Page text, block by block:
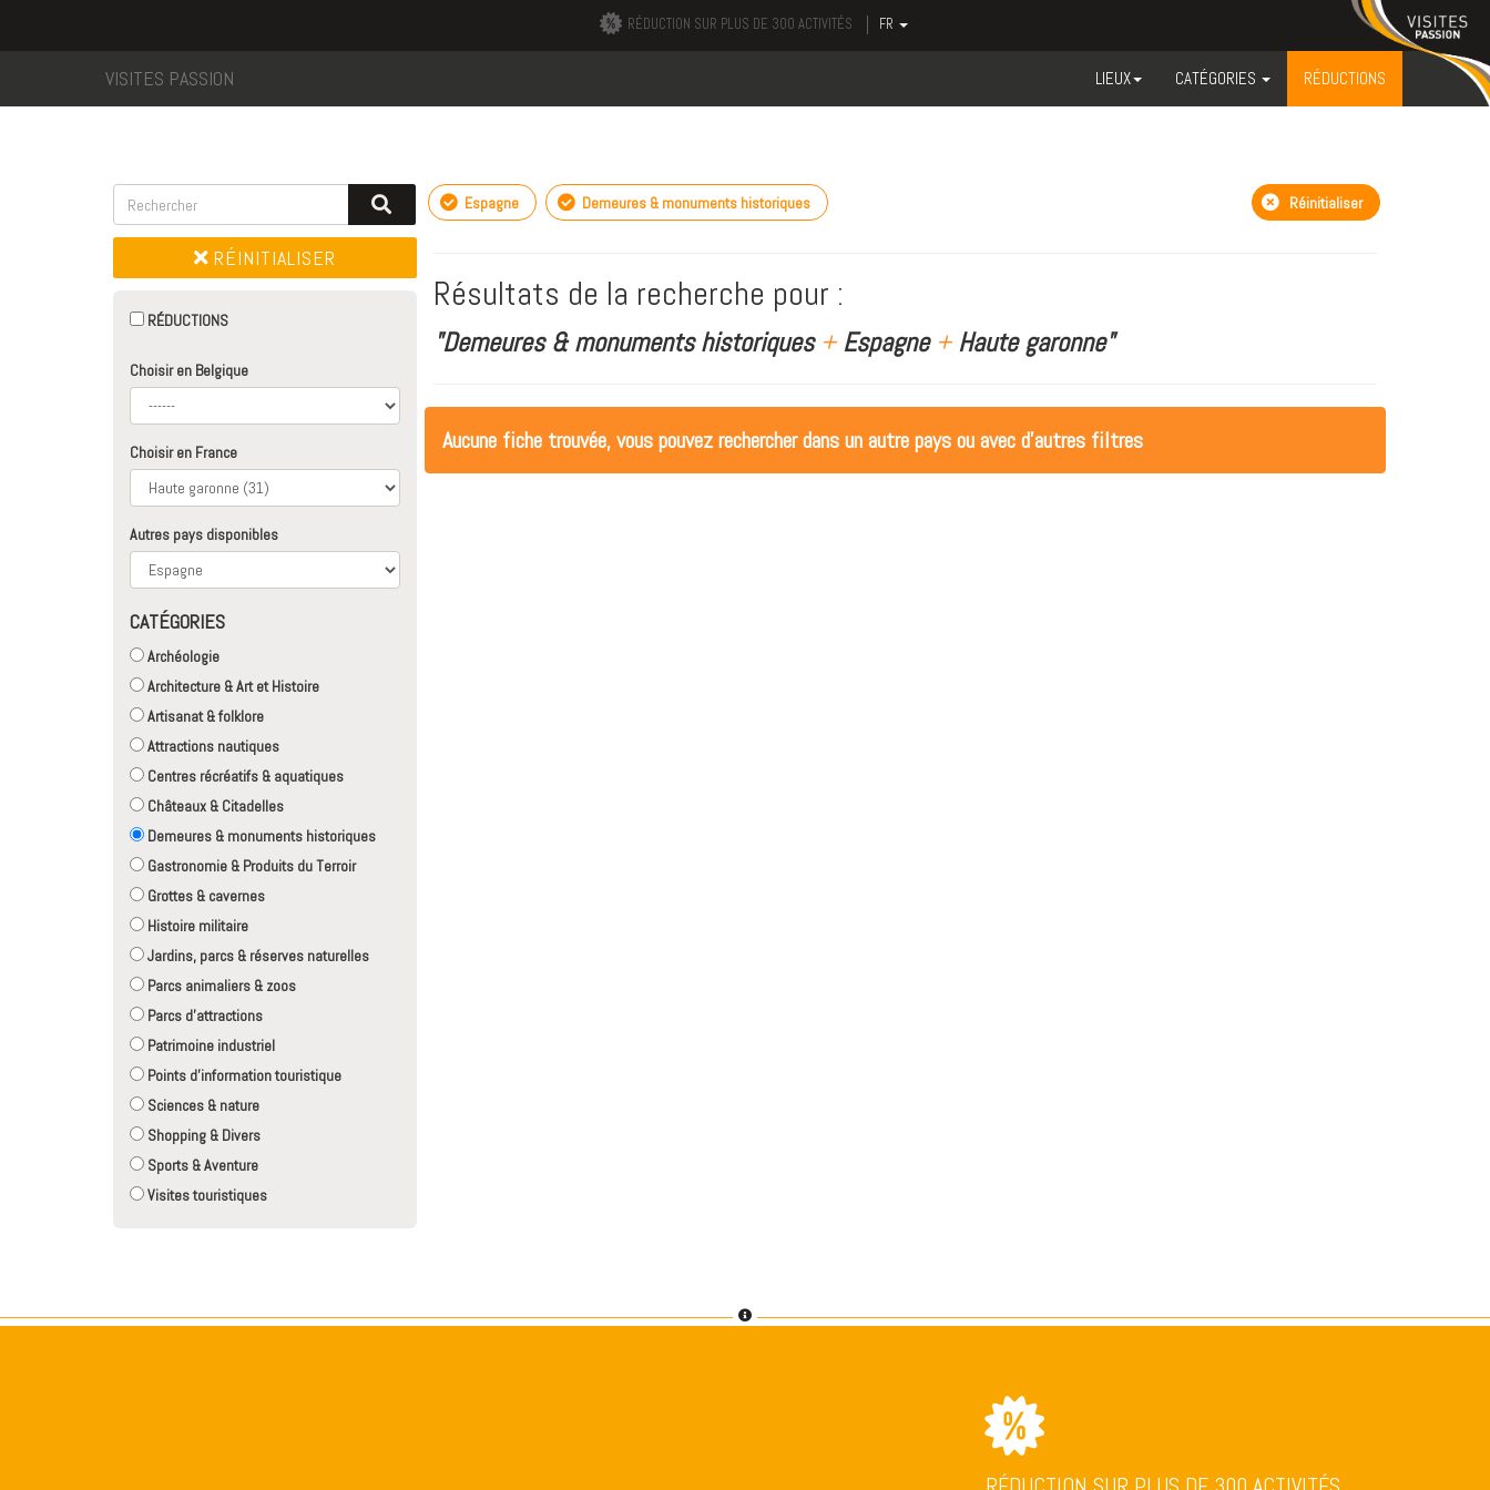
RÉDUCTION SUR PLUS DE 300 ACTIVITÉS FR
VISITES PASSION LIEUX CATÉGORIES RÉDUCTIONS
RÉINITIALISER
RÉDUCTIONS
Choisir en Belgique
Choisir en France
Autres pays disponibles
CATÉGORIES
Archéologie
Architecture & Art et Histoire
Artisanat & folklore
Attractions nautiques
Centres récréatifs & aquatiques
Châteaux & Citadelles
Demeures & monuments historiques
Gastronomie & Produits du Terroir
Grottes & cavernes
Histoire militaire
Jardins, parcs & réserves naturelles
Parcs animaliers & zoos
Parcs d'attractions
Patrimoine industriel
Points d'information touristique
Sciences & nature
Shopping & Divers
Sports & Aventure
Visites touristiques
Espagne Demeures & monuments historiques Réinitialiser
Résultats de la recherche pour :
"Demeures & monuments historiques +Espagne +Haute garonne"
Aucune fiche trouvée, vous pouvez rechercher dans un autre pays ou avec d'autres filtres